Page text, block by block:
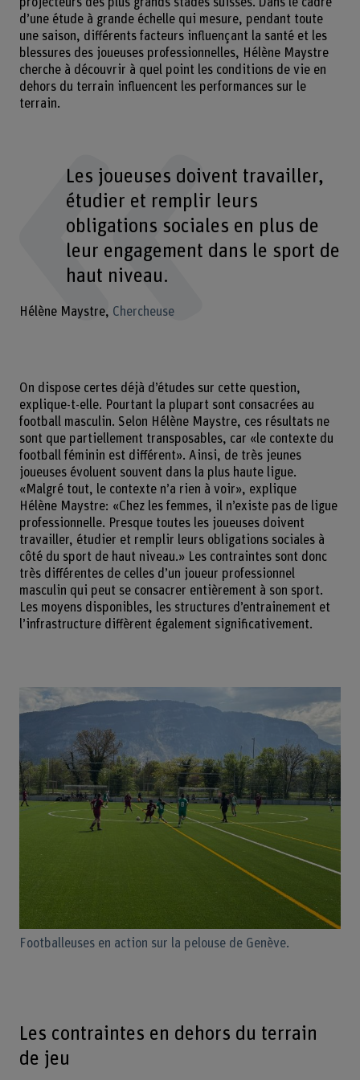
d’une étude à grande échelle qui mesure, pendant toute
une saison, différents facteurs influençant la santé et les
blessures des joueuses professionnelles, Hélène Maystre
cherche à découvrir à quel point les conditions de vie en
dehors du terrain influencent les performances sur le
terrain.
Les joueuses doivent travailler,
étudier et remplir leurs
obligations sociales en plus de
leur engagement dans le sport de
haut niveau.
Hélène Maystre Chercheuse
On dispose certes déjà d’études sur cette question,
explique-t-elle. Pourtant la plupart sont consacrées au
football masculin. Selon Hélène Maystre, ces résultats ne
sont que partiellement transposables, car «le contexte du
football féminin est différent». Ainsi, de très jeunes
joueuses évoluent souvent dans la plus haute ligue.
«Malgré tout, le contexte n’a rien à voir», explique
Hélène Maystre: «Chez les femmes, il n’existe pas de ligue
professionnelle. Presque toutes les joueuses doivent
travailler, étudier et remplir leurs obligations sociales à
côté du sport de haut niveau.» Les contraintes sont donc
très différentes de celles d’un joueur professionnel
masculin qui peut se consacrer entièrement à son sport.
Les moyens disponibles, les structures d’entrainement et
l’infrastructure diffèrent également significativement.
Footballeuses en action sur la pelouse de Genève.
Les contraintes en dehors du terrain
de jeu